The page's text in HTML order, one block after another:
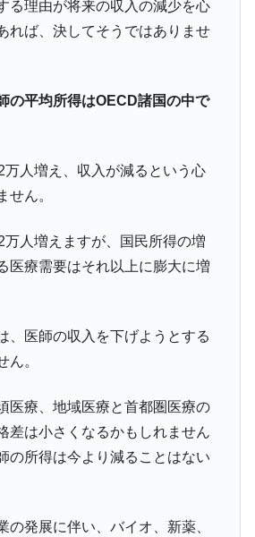
る理由が将来の収入の減少を心
れば、決してそうではありませ
の平均所得はOECD諸国の中で
万人増え、収入が減るという心
せん。
万人増えますが、国民所得の増
医療需要はそれ以上に膨大に増
、医師の収入を下げようとする
ん。
医療、地域医療と首都圏医療の
差は小さくなるかもしれません
の所得は今より減ることはない
の発展に伴い、バイオ、新薬、